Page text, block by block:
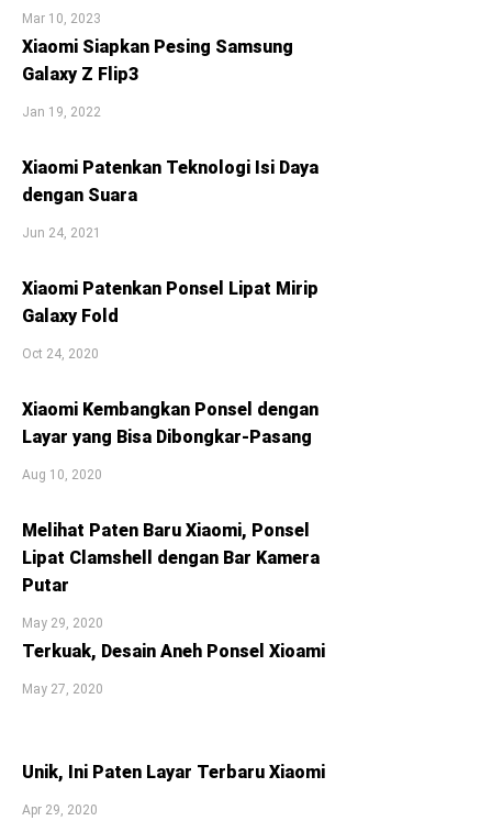
Mar 10, 2023
Xiaomi Siapkan Pesing Samsung
Galaxy Z Flip3
Jan 19, 2022
Xiaomi Patenkan Teknologi Isi Daya
dengan Suara
Jun 24, 2021
Xiaomi Patenkan Ponsel Lipat Mirip
Galaxy Fold
Oct 24, 2020
Xiaomi Kembangkan Ponsel dengan
Layar yang Bisa Dibongkar-Pasang
Aug 10, 2020
Melihat Paten Baru Xiaomi, Ponsel
Lipat Clamshell dengan Bar Kamera
Putar
May 29, 2020
Terkuak, Desain Aneh Ponsel Xioami
May 27, 2020
Unik, Ini Paten Layar Terbaru Xiaomi
Apr 29, 2020